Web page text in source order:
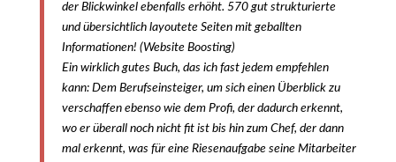
der Blickwinkel ebenfalls erhöht. 570 gut strukturierte
und übersichtlich layoutete Seiten mit geballten
Informationen! (Website Boosting)
Ein wirklich gutes Buch, das ich fast jedem empfehlen
kann: Dem Berufseinsteiger, um sich einen Überblick zu
verschaffen ebenso wie dem Profi, der dadurch erkennt,
wo er überall noch nicht fit ist bis hin zum Chef, der dann
mal erkennt, was für eine Riesenaufgabe seine Mitarbeiter